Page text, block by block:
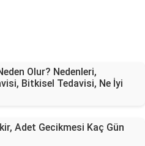
Olur? Nedenleri,
Bitkisel Tedavisi, Ne İyi
Adet Gecikmesi Kaç Gün